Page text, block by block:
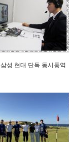
성 현대 단독 동시통역